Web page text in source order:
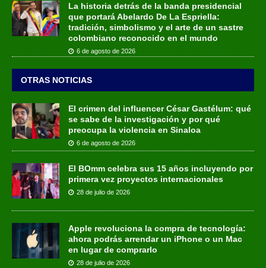
La historia detrás de la banda presidencial
que portará Abelardo De La Espriella:
tradición, simbolismo y el arte de un sastre
colombiano reconocido en el mundo
6 de agosto de 2026
OTRAS NOTICIAS
El crimen del influencer César Gastélum: qué
se sabe de la investigación y por qué
preocupa la violencia en Sinaloa
6 de agosto de 2026
El BOmm celebra sus 15 años incluyendo por
primera vez proyectos internacionales
28 de julio de 2026
Apple revoluciona la compra de tecnología:
ahora podrás arrendar un iPhone o un Mac
en lugar de comprarlo
28 de julio de 2026